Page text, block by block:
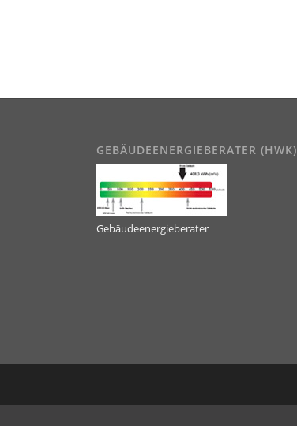
GEBÄUDEENERGIEBERATER (HWK)
Gebäudeenergieberater